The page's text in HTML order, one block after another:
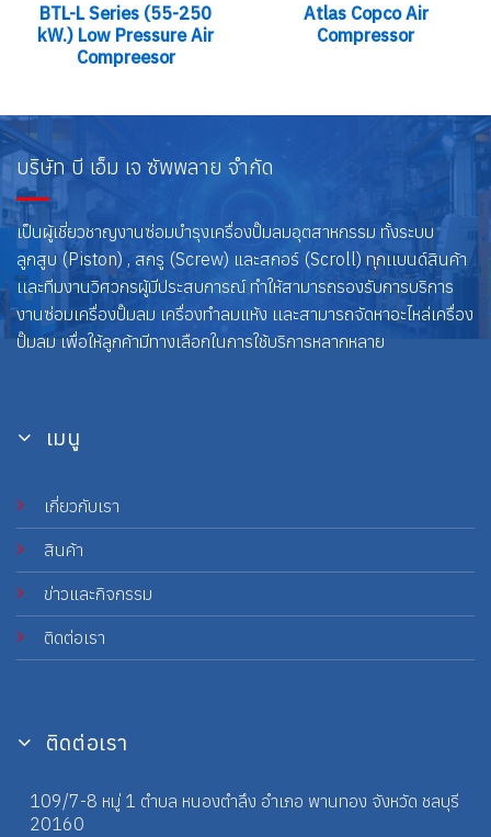
BTL-L Series (55-250
kW.) Low Pressure Air
Compreesor
Atlas Copco Air
Compressor
บริษัท บี เอ็ม เจ ซัพพลาย จำกัด
เป็นผู้เชี่ยวชาญงานซ่อมบำรุงเครื่องปั๊มลมอุตสาหกรรม ทั้งระบบ
ลูกสูบ (Piston) , สกรู (Screw) และสกอร์ (Scroll) ทุกเเบนด์สินค้า
เเละทีมงานวิศวกรผู้มีประสบการณ์ ทำให้สามารถรองรับการบริการ
งานซ่อมเครื่องปั๊มลม เครื่องทำลมแห้ง เเละสามารถจัดหาอะไหล่เครื่อง
ปั๊มลม เพื่อให้ลูกค้ามีทางเลือกในการใช้บริการหลากหลาย
เมนู
เกี่ยวกับเรา
สินค้า
ข่าวและกิจกรรม
ติดต่อเรา
ติดต่อเรา
109/7-8 หมู่ 1 ตำบล หนองตำลึง อำเภอ พานทอง จังหวัด ชลบุรี
20160